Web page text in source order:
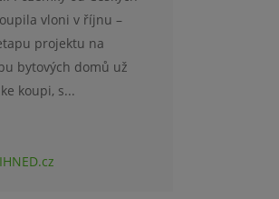
vloni v říjnu –
projektu na
bytových domů už
koupi, s...
IHNED.cz